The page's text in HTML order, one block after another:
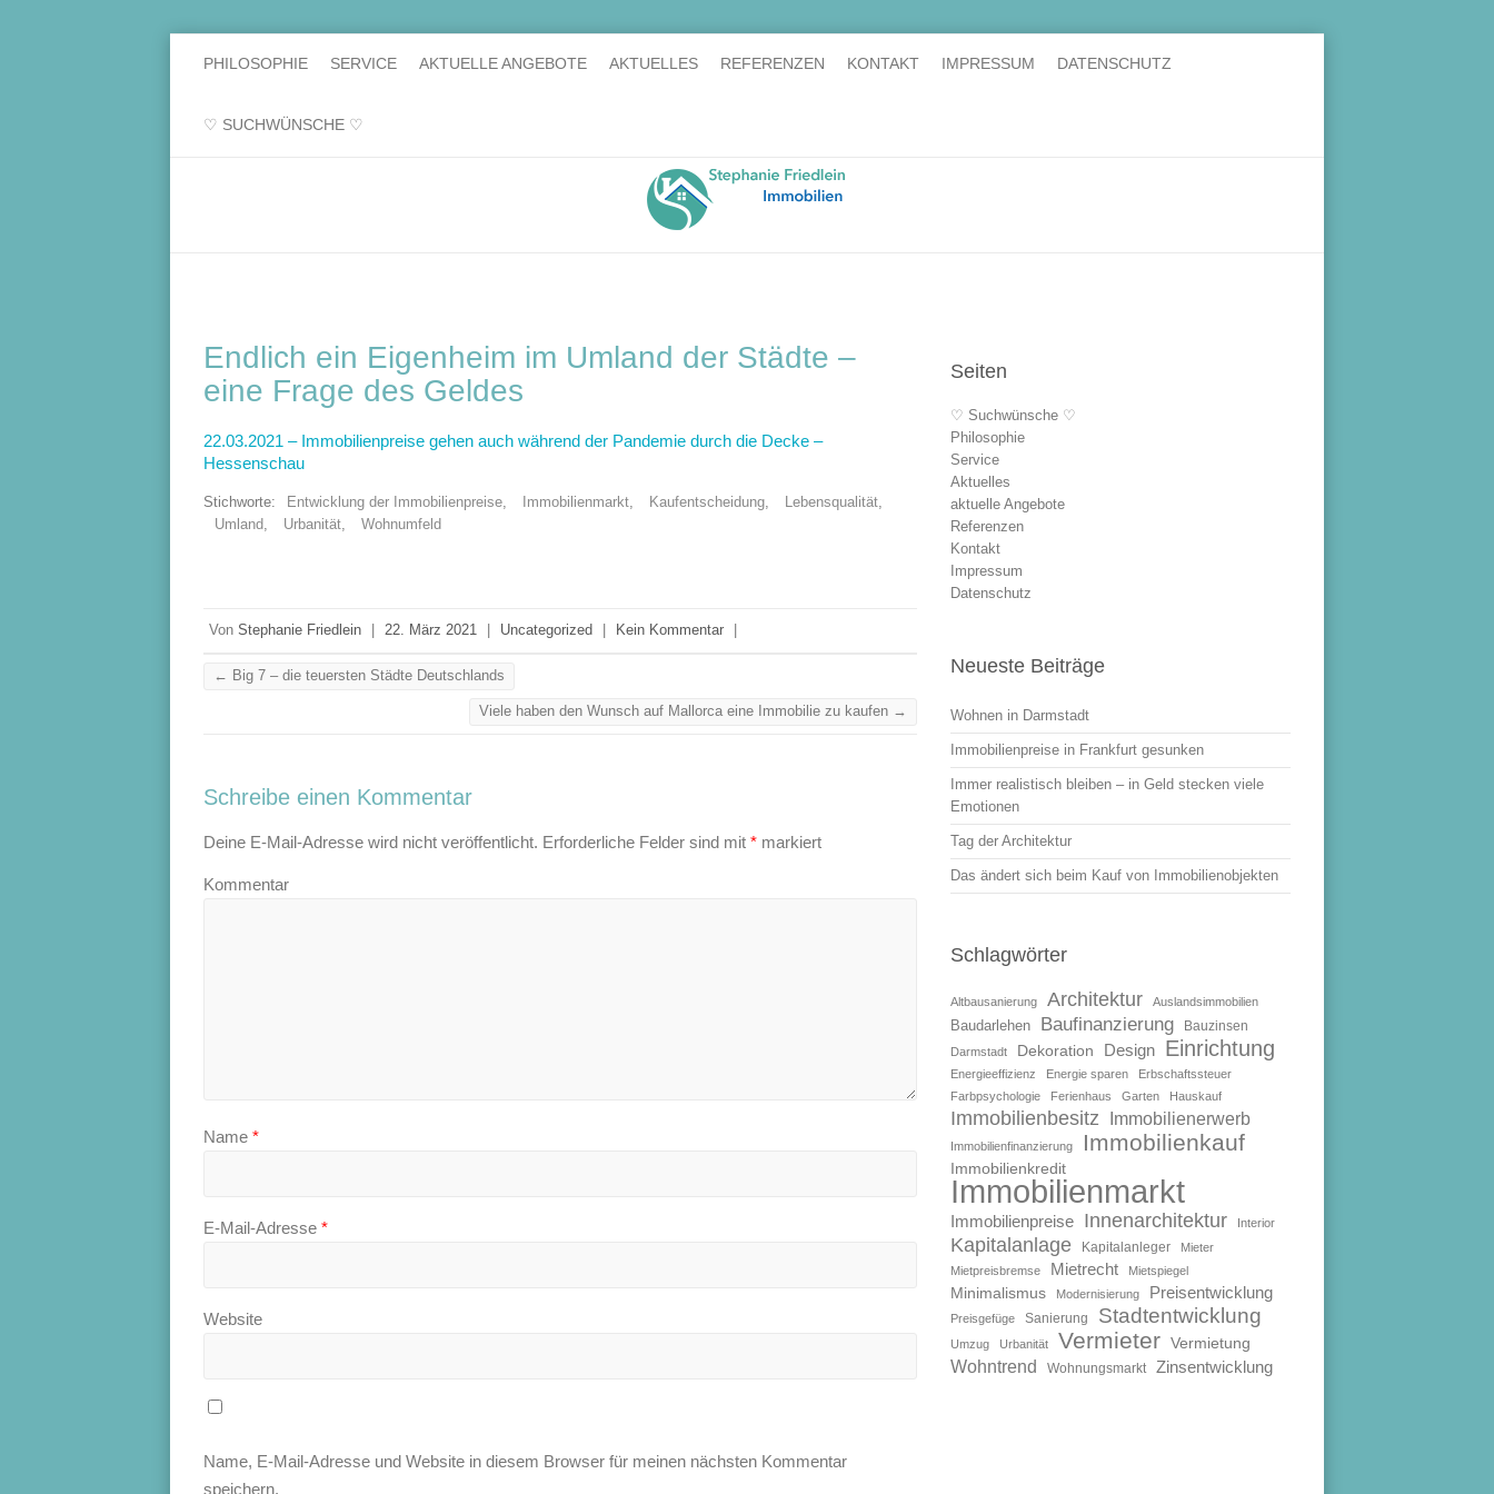
PHILOSOPHIE SERVICE AKTUELLE ANGEBOTE AKTUELLES REFERENZEN KONTAKT IMPRESSUM DATENSCHUTZ
♡ SUCHWÜNSCHE ♡
Endlich ein Eigenheim im Umland der Städte –
eine Frage des Geldes
22.03.2021 – Immobilienpreise gehen auch während der Pandemie durch die Decke –
Hessenschau
Stichworte: Entwicklung der Immobilienpreise, Immobilienmarkt, Kaufentscheidung, Lebensqualität,
Umland, Urbanität, Wohnumfeld
Von Stephanie Friedlein 22. März 2021 Uncategorized Kein Kommentar
← Big 7 – die teuersten Städte Deutschlands
Viele haben den Wunsch auf Mallorca eine Immobilie zu kaufen →
Schreibe einen Kommentar
Deine E-Mail-Adresse wird nicht veröffentlicht. Erforderliche Felder sind mit * markiert
Kommentar
Name *
E-Mail-Adresse *
Website
Name, E-Mail-Adresse und Website in diesem Browser für meinen nächsten Kommentar
speichern.
Seiten
♡ Suchwünsche ♡
Philosophie
Service
Aktuelles
aktuelle Angebote
Referenzen
Kontakt
Impressum
Datenschutz
Neueste Beiträge
Wohnen in Darmstadt
Immobilienpreise in Frankfurt gesunken
Immer realistisch bleiben – in Geld stecken viele
Emotionen
Tag der Architektur
Das ändert sich beim Kauf von Immobilienobjekten
Schlagwörter
Altbausanierung Architektur Auslandsimmobilien
Baudarlehen Baufinanzierung Bauzinsen
Darmstadt Dekoration Design Einrichtung
Energieeffizienz Energie sparen
Erbschaftssteuer
Farbpsychologie
Ferienhaus Garten Hauskauf
Immobilienbesitz Immobilienerwerb
Immobilienfinanzierung Immobilienkauf
Immobilienkredit
Immobilienmarkt
Immobilienpreise Innenarchitektur Interior
Kapitalanlage Kapitalanleger
Mieter
Mietpreisbremse
Mietrecht Mietspiegel
Minimalismus Modernisierung Preisentwicklung
Preisgefüge Sanierung Stadtentwicklung
Umzug Urbanität Vermieter Vermietung
Wohntrend Wohnungsmarkt Zinsentwicklung